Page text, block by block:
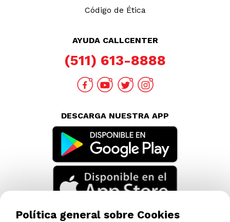
Código de Ética
AYUDA CALLCENTER
(511) 613-8888
DESCARGA NUESTRA APP
Política general sobre Cookies